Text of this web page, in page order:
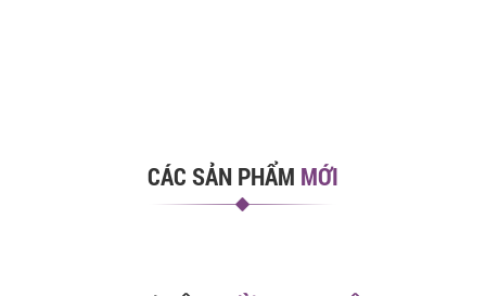
CÁC SẢN PHẨM MỚI